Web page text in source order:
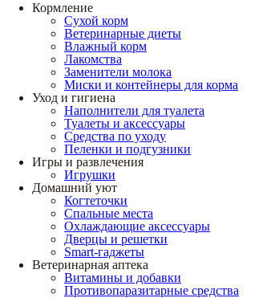
Кормление
Сухой корм
Ветеринарные диеты
Влажный корм
Лакомства
Заменители молока
Миски и контейнеры для корма
Уход и гигиена
Наполнители для туалета
Туалеты и аксессуары
Средства по уходу
Пеленки и подгузники
Игры и развлечения
Игрушки
Домашний уют
Когтеточки
Спальные места
Охлаждающие аксессуары
Дверцы и решетки
Smart-гаджеты
Ветеринарная аптека
Витамины и добавки
Противопаразитарные средства